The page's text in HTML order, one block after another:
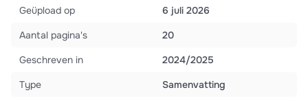
Geüpload op
6 juli 2026
Aantal pagina's
20
Geschreven in
2024/2025
Type
Samenvatting